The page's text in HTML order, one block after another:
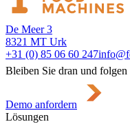
De Meer 3
8321 MT Urk
+31 (0) 85 06 60 247
Bleiben Sie dran und folgen
Demo anfordern
Lösungen